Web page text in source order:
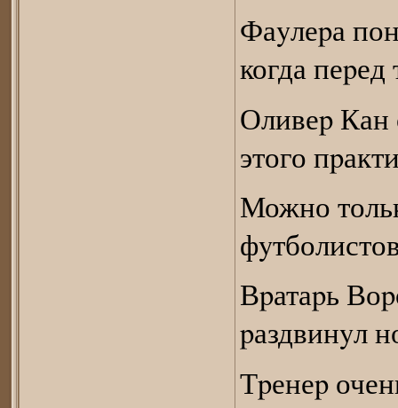
Фаyлеpа
когда
Оливеp Кан
этого
Можно
Вpатаpь
pаздвинyл
Тpенеp